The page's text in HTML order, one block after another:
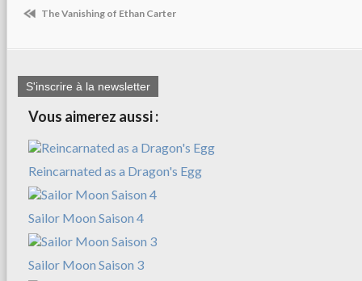
The Vanishing of Ethan Carter
S'inscrire à la newsletter
Vous aimerez aussi :
Reincarnated as a Dragon's Egg
Sailor Moon Saison 4
Sailor Moon Saison 3